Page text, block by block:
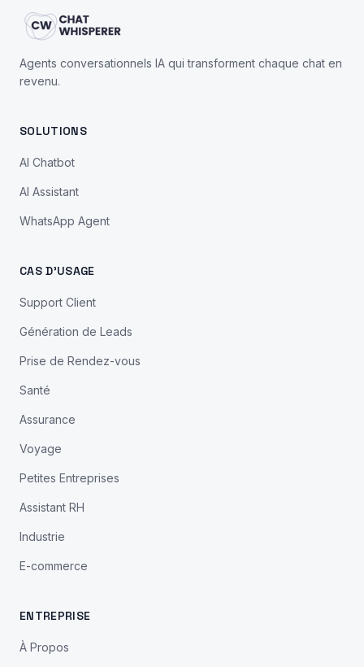
Agents conversationnels IA qui transforment chaque chat en
revenu.
SOLUTIONS
AI Chatbot
AI Assistant
WhatsApp Agent
CAS D'USAGE
Support Client
Génération de Leads
Prise de Rendez-vous
Santé
Assurance
Voyage
Petites Entreprises
Assistant RH
Industrie
E-commerce
ENTREPRISE
À Propos